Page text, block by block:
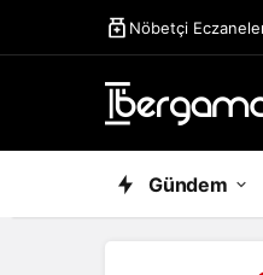
Nöbetçi
Gündem